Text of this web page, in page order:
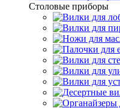
Cтоловые приборы